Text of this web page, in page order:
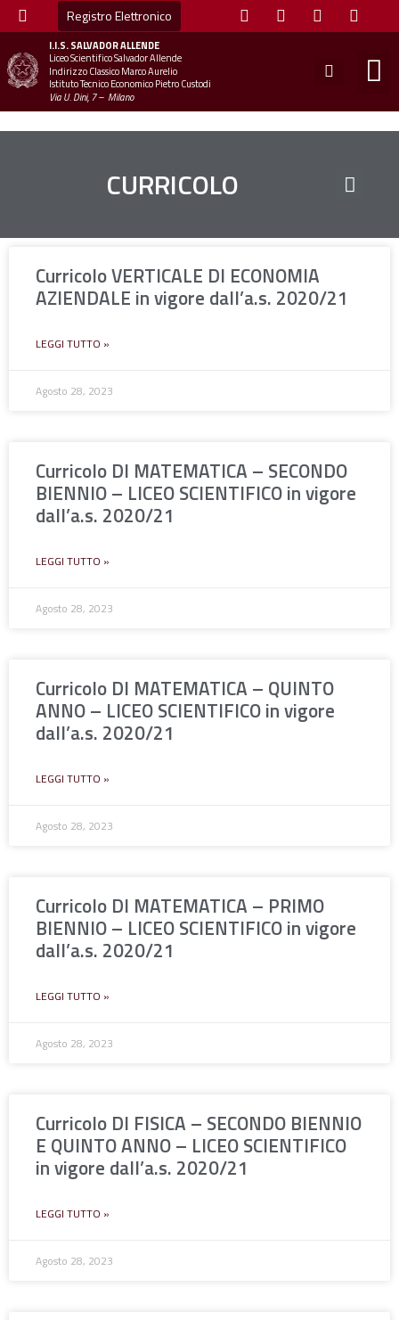
Registro Elettronico
I.I.S.SALVADOR ALLENDE
Liceo Scientifico Salvador Allende
Indirizzo Classico Marco Aurelio
Istituto Tecnico Economico Pietro Custodi
Via U. Dini, 7 – Milano
CURRICOLO
Curricolo VERTICALE DI ECONOMIA
AZIENDALE in vigore dall’a.s. 2020/21
LEGGI TUTTO »
Agosto 28, 2023
Curricolo DI MATEMATICA – SECONDO
BIENNIO – LICEO SCIENTIFICO in vigore
dall’a.s. 2020/21
LEGGI TUTTO »
Agosto 28, 2023
Curricolo DI MATEMATICA – QUINTO
ANNO – LICEO SCIENTIFICO in vigore
dall’a.s. 2020/21
LEGGI TUTTO »
Agosto 28, 2023
Curricolo DI MATEMATICA – PRIMO
BIENNIO – LICEO SCIENTIFICO in vigore
dall’a.s. 2020/21
LEGGI TUTTO »
Agosto 28, 2023
Curricolo DI FISICA – SECONDO BIENNIO
E QUINTO ANNO – LICEO SCIENTIFICO
in vigore dall’a.s. 2020/21
LEGGI TUTTO »
Agosto 28, 2023